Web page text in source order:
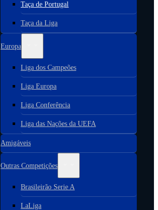
Taça de Portugal
Taça da Liga
Europa
Liga dos Campeões
Liga Europa
Liga Conferência
Liga das Nações da UEFA
Amigáveis
Outras Competições
Brasileirão Serie A
LaLiga